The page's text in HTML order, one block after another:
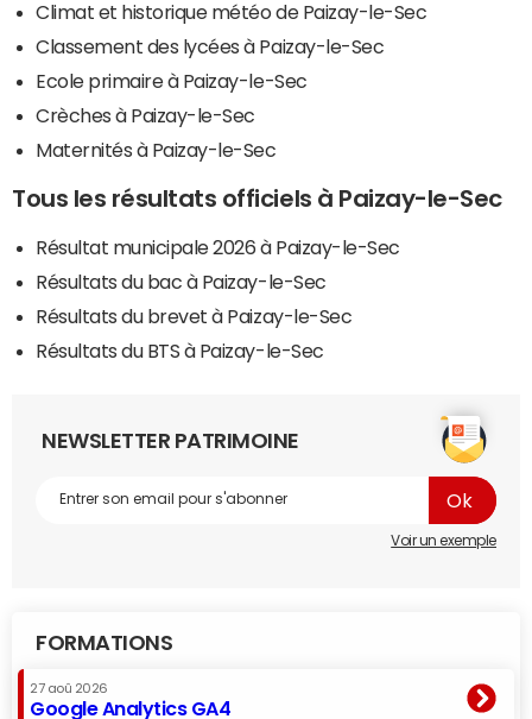
Climat et historique météo de Paizay-le-Sec
Classement des lycées à Paizay-le-Sec
Ecole primaire à Paizay-le-Sec
Crèches à Paizay-le-Sec
Maternités à Paizay-le-Sec
Tous les résultats officiels à Paizay-le-Sec
Résultat municipale 2026 à Paizay-le-Sec
Résultats du bac à Paizay-le-Sec
Résultats du brevet à Paizay-le-Sec
Résultats du BTS à Paizay-le-Sec
NEWSLETTER PATRIMOINE
Voir un exemple
FORMATIONS
27 aoû 2026
Google Analytics GA4